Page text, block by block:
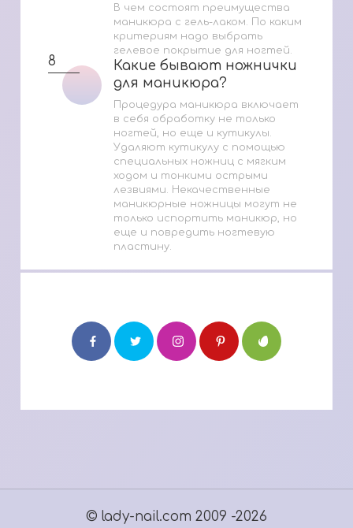
В чем состоят преимущества
маникюра с гель-лаком. По каким
критериям надо выбрать
гелевое покрытие для ногтей.
8
Какие бывают ножнички
для маникюра?
Какие бывают ножнички
для маникюра?
Процедура маникюра включает
в себя обработку не только
ногтей, но еще и кутикулы.
Удаляют кутикулу с помощью
специальных ножниц с мягким
ходом и тонкими острыми
лезвиями. Некачественные
маникюрные ножницы могут не
только испортить маникюр, но
еще и повредить ногтевую
пластину.
© lady-nail.com 2009 -2026